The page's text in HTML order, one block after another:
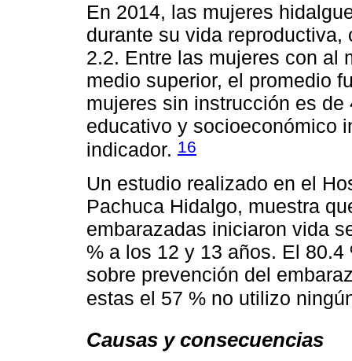
En 2014, las mujeres
durante su vida
2.2. Entre las mujeres con al
medio superior, el promedio
mujeres sin instrucción es
educativo y socioeconómico
indicador. 16
Un estudio realizado en el
Pachuca Hidalgo, muestra
embarazadas iniciaron vida
% a los 12 y 13 años. El
sobre prevención del
estas el 57 % no utilizo
Causas y consecuencias